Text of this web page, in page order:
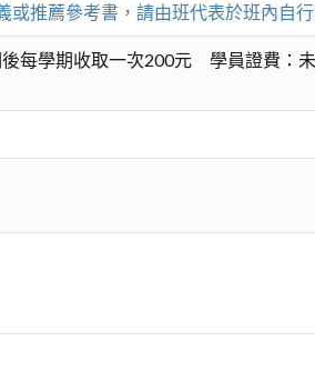
推薦參考書，請由班代表於班內自行
每學期收取一次200元 學員證費：